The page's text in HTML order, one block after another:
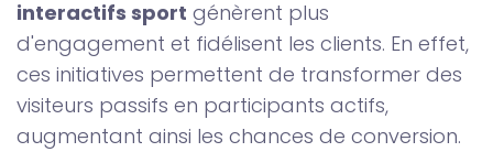
interactifs sport génèrent plus
d'engagement et fidélisent les clients. En effet,
ces initiatives permettent de transformer des
visiteurs passifs en participants actifs,
augmentant ainsi les chances de conversion.